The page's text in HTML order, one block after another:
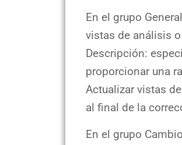
En el grupo
vistas de análisis
Descripción:
proporcionar una
Actualizar vistas
al final de la
En el grupo